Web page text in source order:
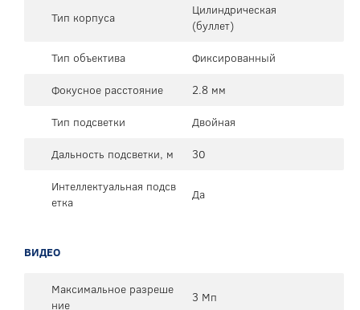
Тип корпуса
Цилиндрическая
(буллет)
Тип объектива
Фиксированный
Фокусное расстояние
2.8 мм
Тип подсветки
Двойная
Дальность подсветки, м
30
Интеллектуальная подсв
етка
Да
ВИДЕО
Максимальное разреше
ние
3 Мп